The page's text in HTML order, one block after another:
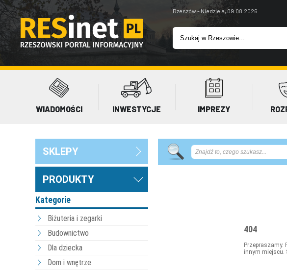
Rzeszów - Niedziela, 09.08.2026
WIADOMOŚCI INWESTYCJE IMPREZY
SKLEPY
PRODUKTY
Kategorie
Biżuteria i zegarki
Budownictwo
Dla dziecka
Dom i wnętrze
404
Przepraszamy.
innym miejscu.